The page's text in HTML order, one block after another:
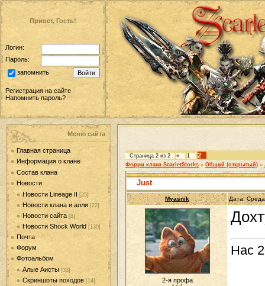
Привет, Гость!
Логин:
Пароль:
запомнить
Регистрация на сайте
Напомнить пароль?
Меню сайта
Главная страница
Информация о клане
Состав клана
Новости
Новости Lineage II [25]
Новости клана и алли [22]
Новости сайта [8]
Новости Shock World [130]
Почта
Форум
Фотоальбом
Алые Аисты [33]
Скриншоты походов [14]
Страница 2 из 2 « 1 2
Форум клана ScarletStorks » Общий (открытый) »
Just
Myasnik Дата:
2-я профа
Нас